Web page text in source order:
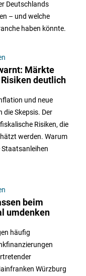
Deutschlands
– und welche
haben könnte.
Märkte
deutlich
und neue
die Skepsis. Der
Risiken, die
werden. Warum
beim
umdenken
häufig
Würzburg